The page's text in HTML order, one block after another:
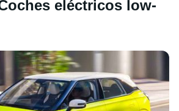
eléctricos low-